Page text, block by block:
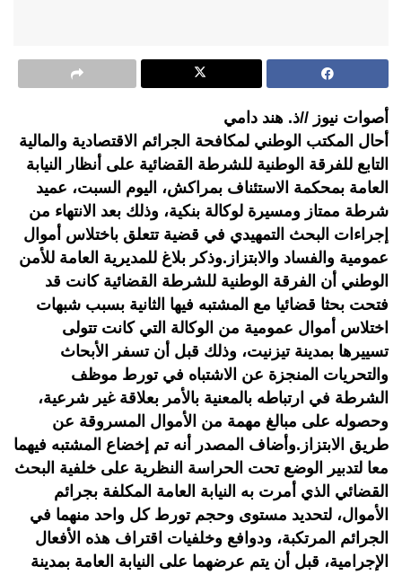
أصوات نيوز //ذ. هند دامي
أحال المكتب الوطني لمكافحة الجرائم الاقتصادية والمالية
التابع للفرقة الوطنية للشرطة القضائية على أنظار النيابة
العامة بمحكمة الاستئناف بمراكش، اليوم السبت، عميد
شرطة ممتاز ومسيرة لوكالة بنكية، وذلك بعد الانتهاء من
إجراءات البحث التمهيدي في قضية تتعلق باختلاس أموال
عمومية والفساد والابتزاز.وذكر بلاغ للمديرية العامة للأمن
الوطني أن الفرقة الوطنية للشرطة القضائية كانت قد
فتحت بحثا قضائيا مع المشتبه فيها الثانية بسبب شبهات
اختلاس أموال عمومية من الوكالة التي كانت تتولى
تسييرها بمدينة تيزنيت، وذلك قبل أن تسفر الأبحاث
والتحريات المنجزة عن الاشتباه في تورط موظف
الشرطة في ارتباطه بالمعنية بالأمر بعلاقة غير شرعية،
وحصوله على مبالغ مهمة من الأموال المسروقة عن
طريق الابتزاز.وأضاف المصدر أنه تم إخضاع المشتبه فيهما
معا لتدبير الوضع تحت الحراسة النظرية على خلفية البحث
القضائي الذي أمرت به النيابة العامة المكلفة بجرائم
الأموال، لتحديد مستوى وحجم تورط كل واحد منهما في
الجرائم المرتكبة، ودوافع وخلفيات اقتراف هذه الأفعال
الإجرامية، قبل أن يتم عرضهما على النيابة العامة بمدينة